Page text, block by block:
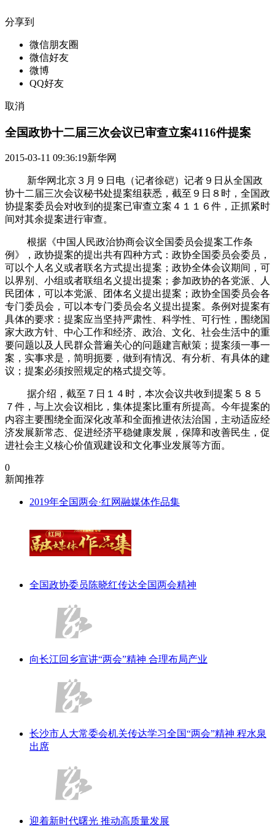
分享到
微信朋友圈
微信好友
微博
QQ好友
取消
全国政协十二届三次会议已审查立案4116件提案
2015-03-11 09:36:19新华网
新华网北京３月９日电（记者徐硙）记者９日从全国政
协十二届三次会议秘书处提案组获悉，截至９日８时，全国政
协提案委员会对收到的提案已审查立案４１１６件，正抓紧时
间对其余提案进行审查。
根据《中国人民政治协商会议全国委员会提案工作条
例》，政协提案的提出共有四种方式：政协全国委员会委员，
可以个人名义或者联名方式提出提案；政协全体会议期间，可
以界别、小组或者联组名义提出提案；参加政协的各党派、人
民团体，可以本党派、团体名义提出提案；政协全国委员会各
专门委员会，可以本专门委员会名义提出提案。条例对提案有
具体的要求：提案应当坚持严肃性、科学性、可行性，围绕国
家大政方针、中心工作和经济、政治、文化、社会生活中的重
要问题以及人民群众普遍关心的问题建言献策；提案须一事一
案，实事求是，简明扼要，做到有情况、有分析、有具体的建
议；提案必须按照规定的格式提交等。
据介绍，截至７日１４时，本次会议共收到提案５８５
７件，与上次会议相比，集体提案比重有所提高。今年提案的
内容主要围绕全面深化改革和全面推进依法治国，主动适应经
济发展新常态、促进经济平稳健康发展，保障和改善民生，促
进社会主义核心价值观建设和文化事业发展等方面。
0
新闻推荐
2019年全国两会·红网融媒体作品集
全国政协委员陈晓红传达全国两会精神
向长江回乡宣讲“两会”精神 合理布局产业
长沙市人大常委会机关传达学习全国“两会”精神 程水泉
出席
迎着新时代曙光 推动高质量发展